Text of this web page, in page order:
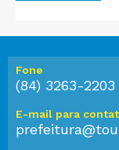
Fone
(84) 3263-2203
E-mail para